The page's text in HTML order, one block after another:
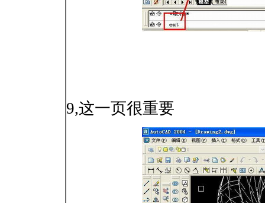
9,这一页很重要